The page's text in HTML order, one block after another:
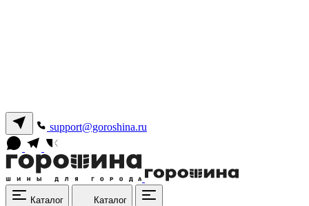
support@goroshina.ru
Каталог Каталог